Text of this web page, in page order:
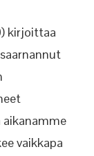
kirjoittaa
vaikkapa